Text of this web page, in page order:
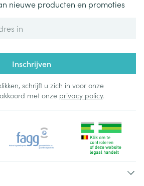
nieuwe producten en promoties
Inschrijven
schrijft u zich in voor onze
met onze privacy policy.